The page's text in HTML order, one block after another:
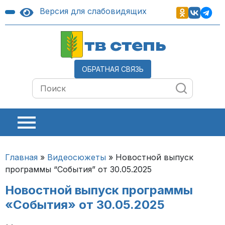
Версия для слабовидящих
тв степь
ОБРАТНАЯ СВЯЗЬ
Главная » Видеосюжеты » Новостной выпуск
программы “События” от 30.05.2025
Новостной выпуск программы
«События» от 30.05.2025